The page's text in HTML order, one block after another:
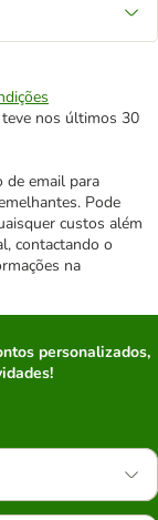
nos últimos 30
de email para
Pode
custos além
contactando o
na
personalizados,